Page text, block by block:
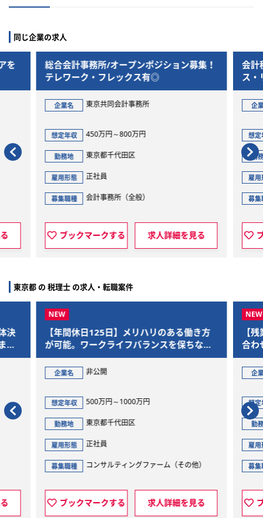
同じ企業の求人
を
総合会計事務所/オープンポジション募集！
テレワーク・フレックス有◎
企業名 東京共同会計事務所
想定年収 450万円～800万円
勤務地 東京都千代田区
雇用形態 正社員
募集職種 会計事務所（全般）
ブックマークする 求人詳細を見る
会計
ス・
企
想定
勤
雇用
募集
東京都 の 税理士 の求人・転職案件
決
で
【年間休日125日】メリハリのある働き方
が可能。ワークライフバランスを保ちなが
ら、M&Aを通じた社会的意義の大きいプロ
ジェクトに参画できます
企業名 非公開
想定年収 500万円～1000万円
勤務地 東京都千代田区
雇用形態 正社員
募集職種 コンサルティングファーム（その他）
ブックマークする 求人詳細を見る
【
合わ
であ
企
想定
勤
雇用
募集